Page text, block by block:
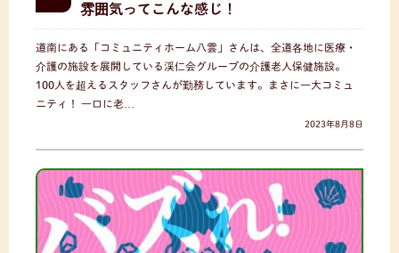
雰囲気ってこんな感じ！
道南にある「コミュニティホーム八雲」さんは、全道各地に医療・
介護の施設を展開している渓仁会グループの介護老人保健施設。
100人を超えるスタッフさんが勤務しています。まさに一大コミュ
ニティ！ 一口に老…
2023年8月8日